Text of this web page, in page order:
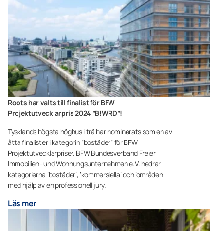
Roots har valts till finalist för BFW
Projektutvecklarpris 2024 ”B!WRD”!
Tysklands högsta höghus i trä har nominerats som en av
åtta finalister i kategorin ”bostäder” för BFW
Projektutvecklarpriser. BFW Bundesverband Freier
Immobilien- und Wohnungsunternehmen e.V. hedrar
kategorierna ’bostäder’, ’kommersiella’ och ’områden’
med hjälp av en professionell jury.
Läs mer